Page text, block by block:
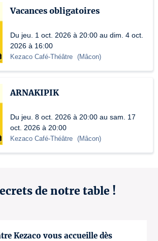
Vacances obligatoires
Du jeu. 1 oct. 2026 à 20:00 au dim. 4 oct.
2026 à 16:00
Kezaco Café-Théâtre (Mâcon)
ARNAKIPIK
Du jeu. 8 oct. 2026 à 20:00 au sam. 17
oct. 2026 à 20:00
Kezaco Café-Théâtre (Mâcon)
de notre table !
Kezaco vous accueille dès